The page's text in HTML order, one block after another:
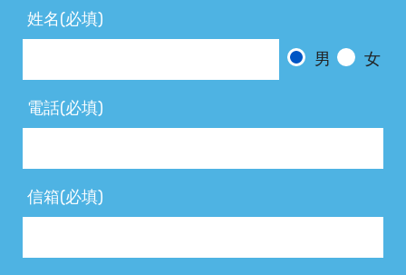
姓名(必填)
男
女
電話(必填)
信箱(必填)